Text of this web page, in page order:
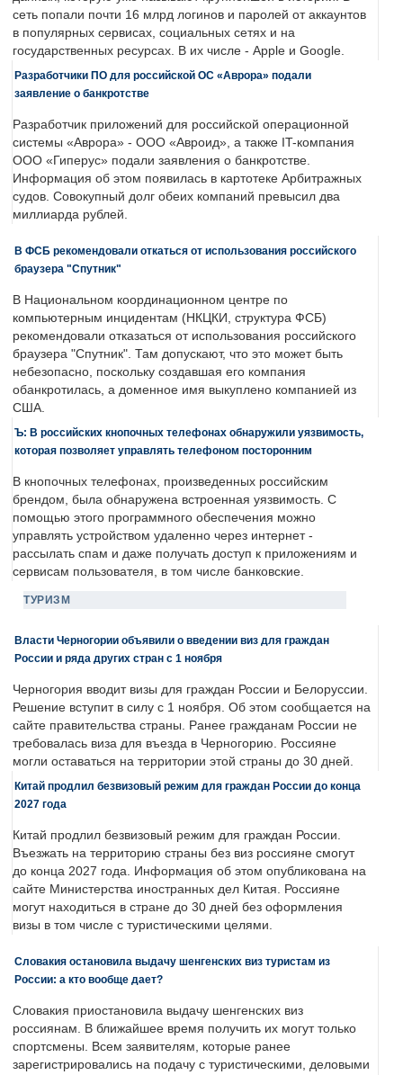
сеть попали почти 16 млрд логинов и паролей от аккаунтов
в популярных сервисах, социальных сетях и на
государственных ресурсах. В их числе - Apple и Google.
Разработчики ПО для российской ОС «Аврора» подали
заявление о банкротстве
Разработчик приложений для российской операционной
системы «Аврора» - ООО «Авроид», а также IT-компания
ООО «Гиперус» подали заявления о банкротстве.
Информация об этом появилась в картотеке Арбитражных
судов. Совокупный долг обеих компаний превысил два
миллиарда рублей.
В ФСБ рекомендовали откаться от использования российского
браузера "Спутник"
В Национальном координационном центре по
компьютерным инцидентам (НКЦКИ, структура ФСБ)
рекомендовали отказаться от использования российского
браузера "Спутник". Там допускают, что это может быть
небезопасно, поскольку создавшая его компания
обанкротилась, а доменное имя выкуплено компанией из
США.
Ъ: В российских кнопочных телефонах обнаружили уязвимость,
которая позволяет управлять телефоном посторонним
В кнопочных телефонах, произведенных российским
брендом, была обнаружена встроенная уязвимость. С
помощью этого программного обеспечения можно
управлять устройством удаленно через интернет -
рассылать спам и даже получать доступ к приложениям и
сервисам пользователя, в том числе банковские.
ТУРИЗМ
Власти Черногории объявили о введении виз для граждан
России и ряда других стран с 1 ноября
Черногория вводит визы для граждан России и Белоруссии.
Решение вступит в силу с 1 ноября. Об этом сообщается на
сайте правительства страны. Ранее гражданам России не
требовалась виза для въезда в Черногорию. Россияне
могли оставаться на территории этой страны до 30 дней.
Китай продлил безвизовый режим для граждан России до конца
2027 года
Китай продлил безвизовый режим для граждан России.
Въезжать на территорию страны без виз россияне смогут
до конца 2027 года. Информация об этом опубликована на
сайте Министерства иностранных дел Китая. Россияне
могут находиться в стране до 30 дней без оформления
визы в том числе с туристическими целями.
Словакия остановила выдачу шенгенских виз туристам из
России: а кто вообще дает?
Словакия приостановила выдачу шенгенских виз
россиянам. В ближайшее время получить их могут только
спортсмены. Всем заявителям, которые ранее
зарегистрировались на подачу с туристическими, деловыми